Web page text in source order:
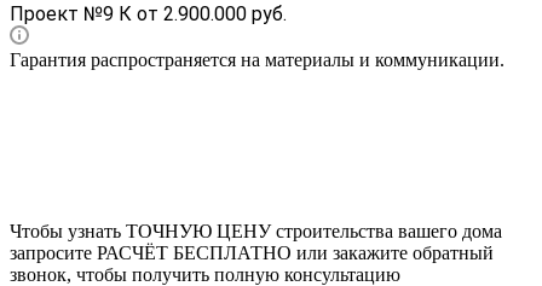
Проект №9 К от 2.900.000 руб.
Гарантия распространяется на материалы и коммуникации.
Чтобы узнать ТОЧНУЮ ЦЕНУ строительства вашего дома
запросите РАСЧЁТ БЕСПЛАТНО или закажите обратный
звонок, чтобы получить полную консультацию